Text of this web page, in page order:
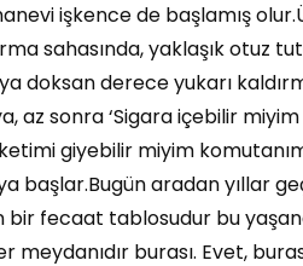
işkence de başlamış
sahasında, yaklaşık otuz
doksan derece yukarı
az sonra ‘Sigara içebilir
giyebilir miyim
başlar.Bugün aradan yıllar
bir fecaat tablosudur bu
meydanıdır burası. Evet,